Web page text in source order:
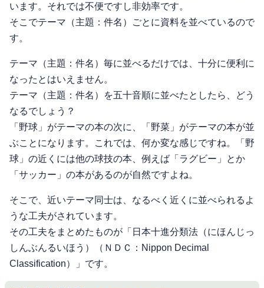
います。それでは不便ですし非効率です。
そこでテーマ（主題：件名）ごとに資料を並べているので
す。
テーマ（主題：件名）毎に並べるだけでは、十分に便利に
なったとはいえません。
テーマ（主題：件名）を五十音順に並べたとしたら、どう
なるでしょう？
「野球」がテーマの本の次に、「野菜」がテーマの本が並
ぶことになります。これでは、何か変な感じですね。「野
球」の近くには他の球技の本、例えば「ラグビー」とか
「サッカー」の本があるのが自然ですよね。
そこで、近いテーマ同士は、なるべく近くに並べられるよ
うな工夫がされています。
その工夫をまとめたものが「日本十進分類法（にほんじっ
しんぶんるいほう）（ＮＤＣ：Nippon Decimal
Classification）」です。